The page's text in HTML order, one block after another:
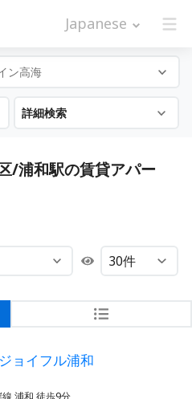
Japanese
ン高海
詳細検索
/浦和駅の賃貸アパー
ョイフル浦和
線 浦和 徒歩9分